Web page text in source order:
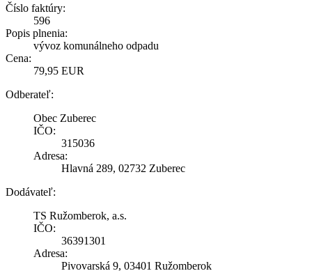
Číslo faktúry:
596
Popis plnenia:
vývoz komunálneho odpadu
Cena:
79,95 EUR
Odberateľ:
Obec Zuberec
IČO:
315036
Adresa:
Hlavná 289, 02732 Zuberec
Dodávateľ:
TS Ružomberok, a.s.
IČO:
36391301
Adresa:
Pivovarská 9, 03401 Ružomberok